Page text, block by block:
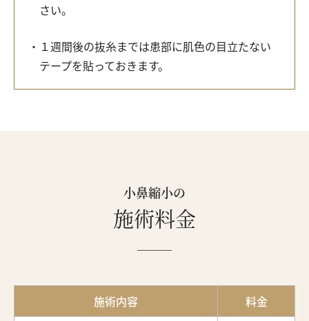
さい。
１週間後の抜糸までは患部に肌色の目立たない
テープを貼っておきます。
小鼻縮小の
施術料金
施術内容
料金